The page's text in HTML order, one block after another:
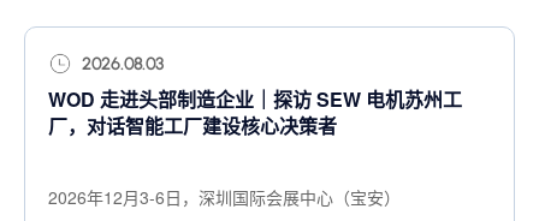
2026.08.03
WOD 走进头部制造企业｜探访 SEW 电机苏州工
厂，对话智能工厂建设核心决策者
2026年12月3-6日，深圳国际会展中心（宝安）